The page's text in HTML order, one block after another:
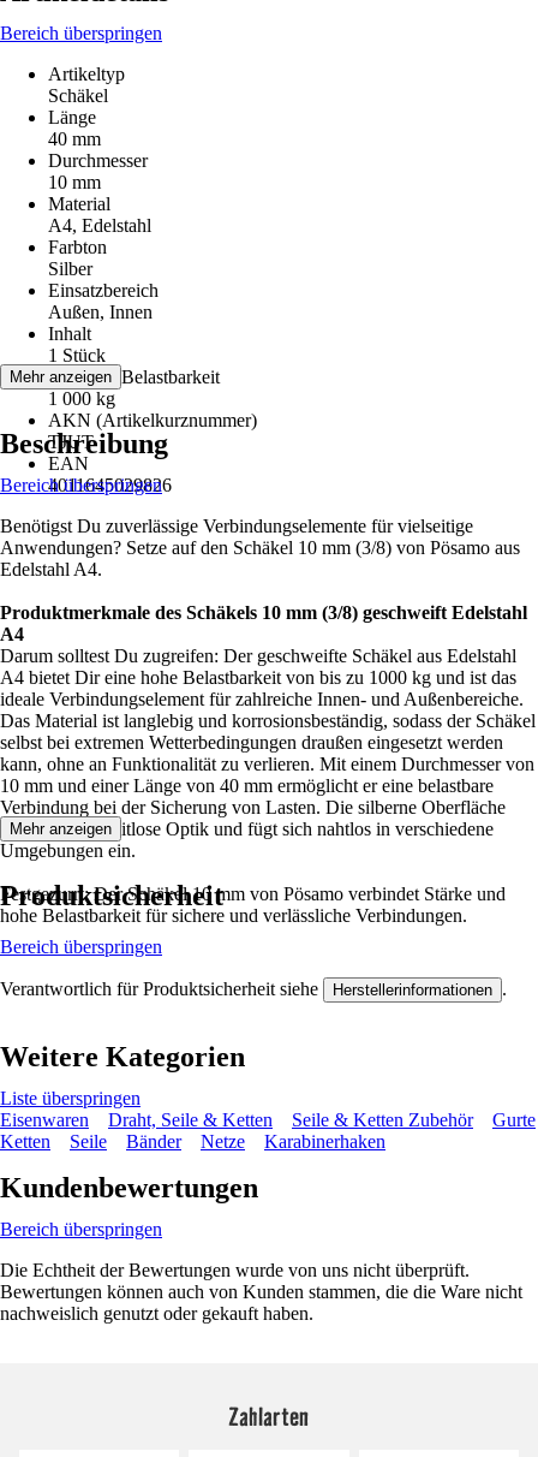
Bereich überspringen
Artikeltyp
Schäkel
Länge
40 mm
Durchmesser
10 mm
Material
A4, Edelstahl
Farbton
Silber
Einsatzbereich
Außen, Innen
Inhalt
1 Stück
F = max. Belastbarkeit
1 000 kg
AKN (Artikelkurznummer)
TJUT
EAN
4011645029826
Mehr anzeigen
Beschreibung
Bereich überspringen
Benötigst Du zuverlässige Verbindungselemente für vielseitige
Anwendungen? Setze auf den Schäkel 10 mm (3/8) von Pösamo aus
Edelstahl A4.
Produktmerkmale des Schäkels 10 mm (3/8) geschweift Edelstahl
A4
Darum solltest Du zugreifen: Der geschweifte Schäkel aus Edelstahl
A4 bietet Dir eine hohe Belastbarkeit von bis zu 1000 kg und ist das
ideale Verbindungselement für zahlreiche Innen- und Außenbereiche.
Das Material ist langlebig und korrosionsbeständig, sodass der Schäkel
selbst bei extremen Wetterbedingungen draußen eingesetzt werden
kann, ohne an Funktionalität zu verlieren. Mit einem Durchmesser von
10 mm und einer Länge von 40 mm ermöglicht er eine belastbare
Verbindung bei der Sicherung von Lasten. Die silberne Oberfläche
sorgt für eine zeitlose Optik und fügt sich nahtlos in verschiedene
Umgebungen ein.
Festgezurrt: Der Schäkel 10 mm von Pösamo verbindet Stärke und
hohe Belastbarkeit für sichere und verlässliche Verbindungen.
Mehr anzeigen
Produktsicherheit
Bereich überspringen
Verantwortlich für Produktsicherheit siehe Herstellerinformationen .
Weitere Kategorien
Liste überspringen
Eisenwaren
Draht, Seile & Ketten Seile & Ketten Zubehör
Gurte
Ketten
Seile Bänder Netze Karabinerhaken
Kundenbewertungen
Bereich überspringen
Die Echtheit der Bewertungen wurde von uns nicht überprüft.
Bewertungen können auch von Kunden stammen, die die Ware nicht
nachweislich genutzt oder gekauft haben.
Zahlarten